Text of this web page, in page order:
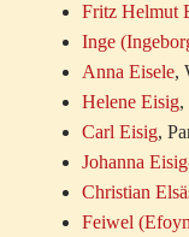
Fritz Helmut
Inge
Anna Eisele,
Helene Eisig,
Carl Eisig,
Johanna
Christian
Feiwel